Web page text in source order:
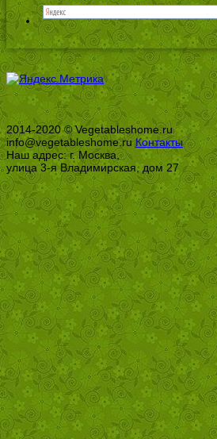
2014-2020 © Vegetableshome.ru
info@vegetableshome.ru Контакты
Наш адрес: г. Москва,
улица 3-я Владимирская, дом 27